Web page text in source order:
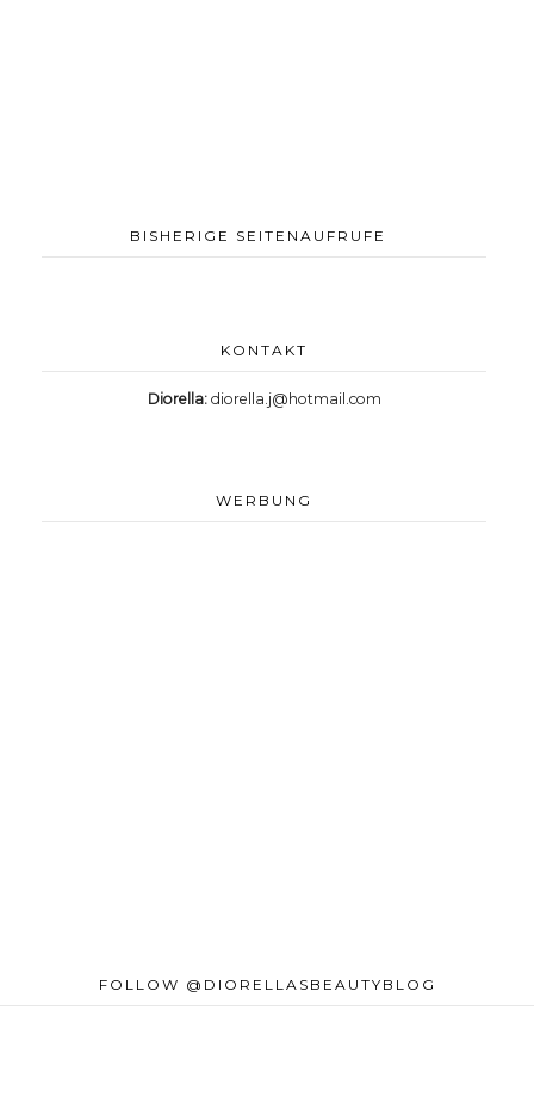
BISHERIGE SEITENAUFRUFE
KONTAKT
Diorella: diorella.j@hotmail.com
WERBUNG
FOLLOW @DIORELLASBEAUTYBLOG